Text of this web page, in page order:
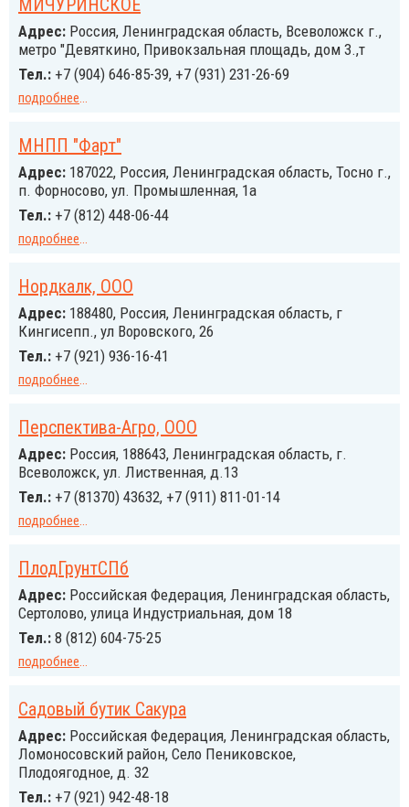
МИЧУРИНСКОЕ
Адрес: Россия, Ленинградская область, Всеволожск г.,
метро "Девяткино, Привокзальная площадь, дом 3.,т
Тел.: +7 (904) 646-85-39, +7 (931) 231-26-69
подробнее...
МНПП "Фарт"
Адрес: 187022, Россия, Ленинградская область, Тосно г.,
п. Форносово, ул. Промышленная, 1а
Тел.: +7 (812) 448-06-44
подробнее...
Нордкалк, ООО
Адрес: 188480, Россия, Ленинградская область, г
Кингисепп., ул Воровского, 26
Тел.: +7 (921) 936-16-41
подробнее...
Перспектива-Агро, ООО
Адрес: Россия, 188643, Ленинградская область, г.
Всеволожск, ул. Лиственная, д.13
Тел.: +7 (81370) 43632, +7 (911) 811-01-14
подробнее...
ПлодГрунтСПб
Адрес: Российcкая Федерация, Ленинградская область,
Сертолово, улица Индустриальная, дом 18
Тел.: 8 (812) 604-75-25
подробнее...
Садовый бутик Сакура
Адрес: Российcкая Федерация, Ленинградская область,
Ломоносовский район, Село Пениковское,
Плодоягодное, д. 32
Тел.: +7 (921) 942-48-18